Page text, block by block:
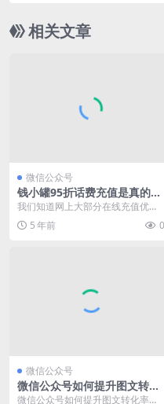
相关文章
微信公众号
钱小罐95折话费充值是真的
吗？警惕话费充值骗局！
我们知道网上大部分在线充值优惠
不大，比如支付宝100元手机话费
的价格一般是99....
5 年前 0
微信公众号
微信公众号如何提升图文转化
率与粉丝增长？
微信公众号如何提升图文转化率与